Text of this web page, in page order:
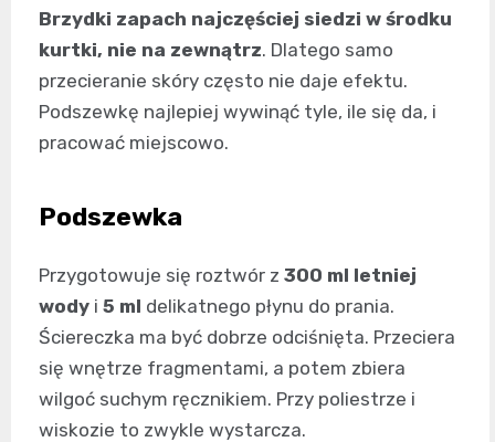
Brzydki zapach najczęściej siedzi w środku
kurtki, nie na zewnątrz. Dlatego samo
przecieranie skóry często nie daje efektu.
Podszewkę najlepiej wywinąć tyle, ile się da, i
pracować miejscowo.
Podszewka
Przygotowuje się roztwór z 300 ml letniej
wody i 5 ml delikatnego płynu do prania.
Ściereczka ma być dobrze odciśnięta. Przeciera
się wnętrze fragmentami, a potem zbiera
wilgoć suchym ręcznikiem. Przy poliestrze i
wiskozie to zwykle wystarcza.